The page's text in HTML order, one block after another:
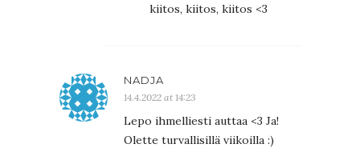
kiitos, kiitos, kiitos <3
NADJA
14.4.2022 at 14:23
Lepo ihmelliesti auttaa <3 Ja!
Olette turvallisillä viikoilla :)